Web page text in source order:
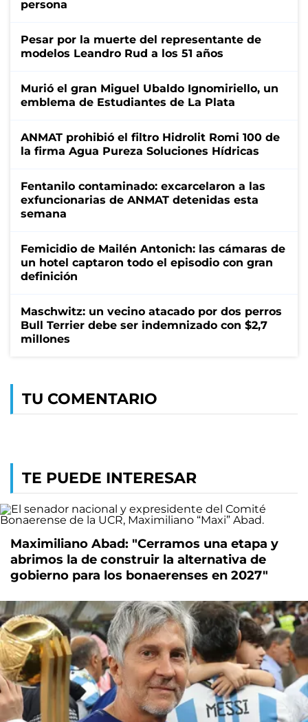
persona
Pesar por la muerte del representante de
modelos Leandro Rud a los 51 años
Murió el gran Miguel Ubaldo Ignomiriello, un
emblema de Estudiantes de La Plata
ANMAT prohibió el filtro Hidrolit Romi 100 de
la firma Agua Pureza Soluciones Hídricas
Fentanilo contaminado: excarcelaron a las
exfuncionarias de ANMAT detenidas esta
semana
Femicidio de Mailén Antonich: las cámaras de
un hotel captaron todo el episodio con gran
definición
Maschwitz: un vecino atacado por dos perros
Bull Terrier debe ser indemnizado con $2,7
millones
TU COMENTARIO
TE PUEDE INTERESAR
Maximiliano Abad: "Cerramos una etapa y
abrimos la de construir la alternativa de
gobierno para los bonaerenses en 2027"